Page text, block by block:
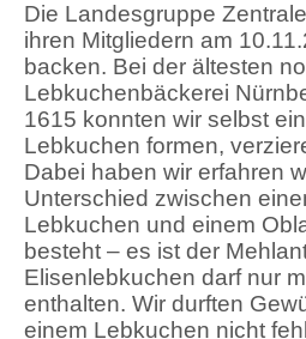
Die Landesgruppe
ihren Mitgliedern am
backen. Bei der ältesten
Lebkuchenbäckerei
1615 konnten wir selbst
Lebkuchen formen,
Dabei haben wir erfahren
Unterschied zwischen
Lebkuchen und einem
besteht – es ist der
Elisenlebkuchen darf nur
enthalten. Wir durften
einem Lebkuchen nicht